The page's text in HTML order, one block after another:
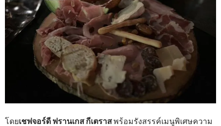
โดยเชฟจอร์ดี ฟรานเกส กีเตราสพร้อมรังสรรค์เมนูพิเศษความ